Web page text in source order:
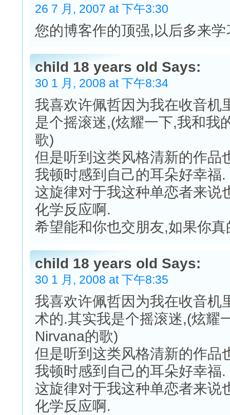
26 7 月, 2007 at 下午3:30
您的博客作的顶强,以后多来学
child 18 years old Says:
30 1 月, 2008 at 下午8:34
我喜欢许佩哲因为我在收音机
是个摇滚迷,(炫耀一下,我和我
歌)
但是听到这类风格清新的作品
我顿时感到自己的耳朵好幸福.
这旋律对于我这种单恋者来说
化学反应啊.
希望能和你也交朋友,如果你
child 18 years old Says:
30 1 月, 2008 at 下午8:35
我喜欢许佩哲因为我在收音机
术的.其实我是个摇滚迷,(炫耀
Nirvana的歌)
但是听到这类风格清新的作品
我顿时感到自己的耳朵好幸福.
这旋律对于我这种单恋者来说
化学反应啊.